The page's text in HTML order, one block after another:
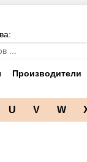
Производители
U V W